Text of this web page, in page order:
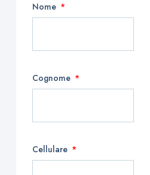
Nome
Cognome
Cellulare